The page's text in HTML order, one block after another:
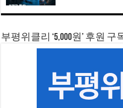
부평위클리 ‘5,000원’ 후원 구